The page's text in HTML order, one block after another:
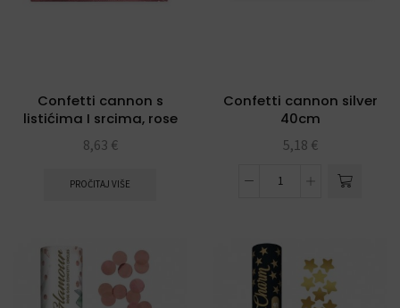
Confetti cannon s
listićima I srcima, rose
gold 60cm
8,63 €
PROČITAJ VIŠE
Confetti cannon silver
40cm
5,18 €